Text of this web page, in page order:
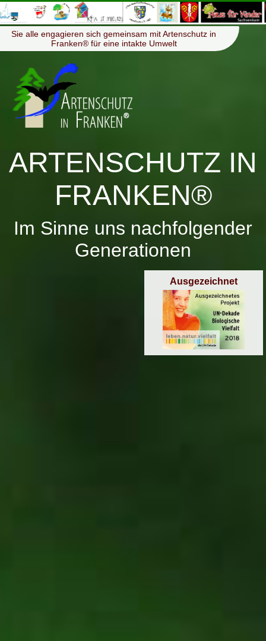
Menü ≡
Sie alle engagieren sich gemeinsam mit Artenschutz in
Franken® für eine intakte Umwelt
ARTENSCHUTZ IN
FRANKEN®
Im Sinne uns nachfolgender
Generationen
Ausgezeichnet